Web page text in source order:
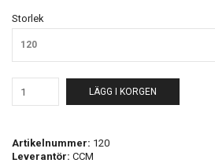
Storlek
120
LÄGG I KORGEN
Artikelnummer: 120
Leverantör: CCM